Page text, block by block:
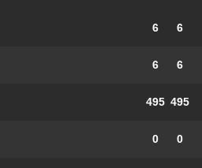
6 6
6 6
495 495
0 0